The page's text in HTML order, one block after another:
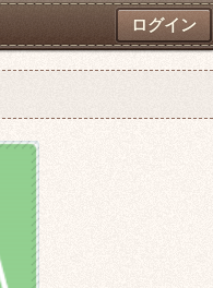
ログイン